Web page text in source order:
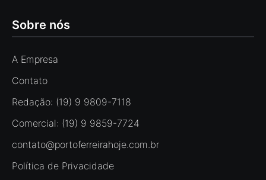
Sobre nós
A Empresa
Contato
Redação: (19) 9 9809-7118
Comercial: (19) 9 9859-7724
contato@portoferreirahoje.com.br
Política de Privacidade